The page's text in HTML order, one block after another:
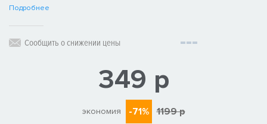
Подробнее
Сообщить о снижении цены
349 р
экономия -71% 1199 р